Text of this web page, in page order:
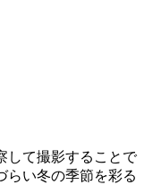
して撮影することで
らい冬の季節を彩る